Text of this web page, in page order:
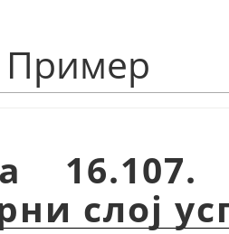
Пример
слој